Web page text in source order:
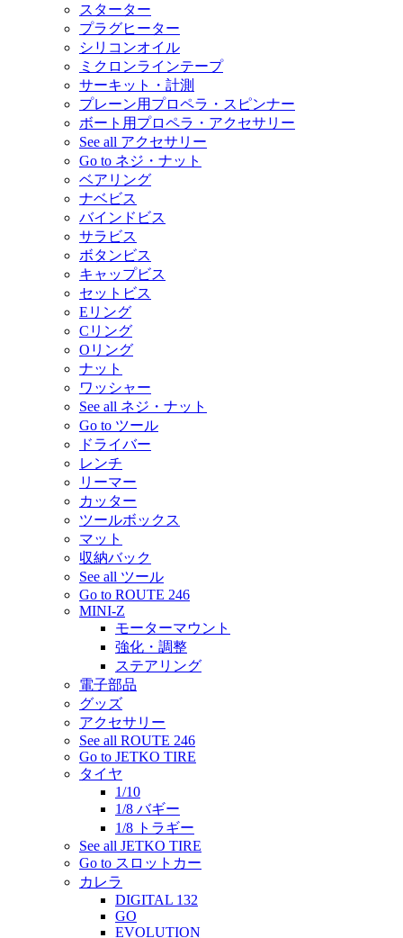
スターター
プラグヒーター
シリコンオイル
ミクロンラインテープ
サーキット・計測
プレーン用プロペラ・スピンナー
ボート用プロペラ・アクセサリー
See all アクセサリー
Go to ネジ・ナット
ベアリング
ナベビス
バインドビス
サラビス
ボタンビス
キャップビス
セットビス
Eリング
Cリング
Oリング
ナット
ワッシャー
See all ネジ・ナット
Go to ツール
ドライバー
レンチ
リーマー
カッター
ツールボックス
マット
収納バック
See all ツール
Go to ROUTE 246
MINI-Z
モーターマウント
強化・調整
ステアリング
電子部品
グッズ
アクセサリー
See all ROUTE 246
Go to JETKO TIRE
タイヤ
1/10
1/8 バギー
1/8 トラギー
See all JETKO TIRE
Go to スロットカー
カレラ
DIGITAL 132
GO
EVOLUTION